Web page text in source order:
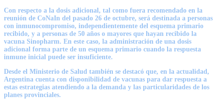
Con respecto a la dosis adicional, tal como fuera recomendado en la
reunión de CoNaIn del pasado 26 de octubre, será destinada a personas
con inmunocompromiso, independientemente del esquema primario
recibido, y a personas de 50 años o mayores que hayan recibido la
vacuna Sinopharm. En este caso, la administración de una dosis
adicional forma parte de un esquema primario cuando la respuesta
inmune inicial puede ser insuficiente.
Desde el Ministerio de Salud también se destacó que, en la actualidad,
Argentina cuenta con disponibilidad de vacunas para dar respuesta a
estas estrategias atendiendo a la demanda y las particularidades de los
planes provinciales.